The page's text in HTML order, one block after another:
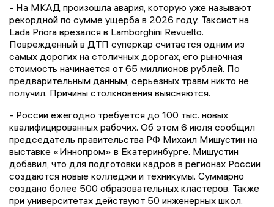
- На МКАД произошла авария, которую уже называют
рекордной по сумме ущерба в 2026 году. Таксист на
Lada Priora врезался в Lamborghini Revuelto.
Поврежденный в ДТП суперкар считается одним из
самых дорогих на столичных дорогах, его рыночная
стоимость начинается от 65 миллионов рублей. По
предварительным данным, серьезных травм никто не
получил. Причины столкновения выясняются.
- России ежегодно требуется до 100 тыс. новых
квалифицированных рабочих. Об этом 6 июля сообщил
председатель правительства РФ Михаил Мишустин на
выставке «Иннопром» в Екатеринбурге. Мишустин
добавил, что для подготовки кадров в регионах России
создаются новые колледжи и техникумы. Суммарно
создано более 500 образовательных кластеров. Также
при университетах действуют 50 инженерных школ.